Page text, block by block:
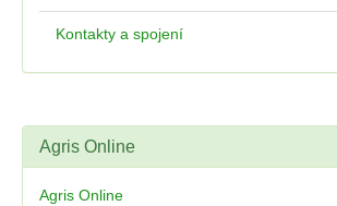
Kontakty a spojení
Agris Online
Agris Online